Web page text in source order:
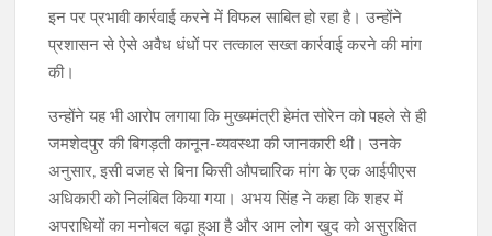
इन पर प्रभावी कार्रवाई करने में विफल साबित हो रहा है। उन्होंने
प्रशासन से ऐसे अवैध धंधों पर तत्काल सख्त कार्रवाई करने की मांग
की।
उन्होंने यह भी आरोप लगाया कि मुख्यमंत्री हेमंत सोरेन को पहले से ही
जमशेदपुर की बिगड़ती कानून-व्यवस्था की जानकारी थी। उनके
अनुसार, इसी वजह से बिना किसी औपचारिक मांग के एक आईपीएस
अधिकारी को निलंबित किया गया। अभय सिंह ने कहा कि शहर में
अपराधियों का मनोबल बढ़ा हुआ है और आम लोग खुद को असुरक्षित